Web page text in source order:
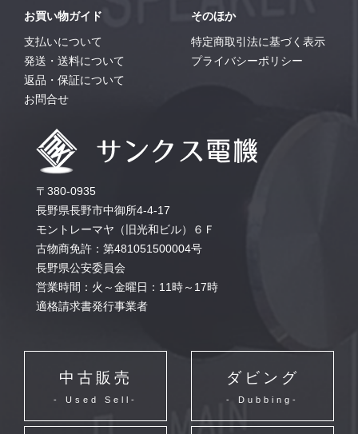
お買い物ガイド
支払いについて
発送・送料について
返品・保証について
お問合せ
そのほか
特定商取引法に基づく表示
プライバシーポリシー
〒380-0935
長野県長野市中御所4-4-17
モントレーマヤ（旧光和ビル）６Ｆ
古物商免許：第481051500004号
長野県公安委員会
営業時間：火～金曜日：11時～17時
適格請求書発行事業者
中古販売
- Used Sell-
ダビング
- Dubbing-